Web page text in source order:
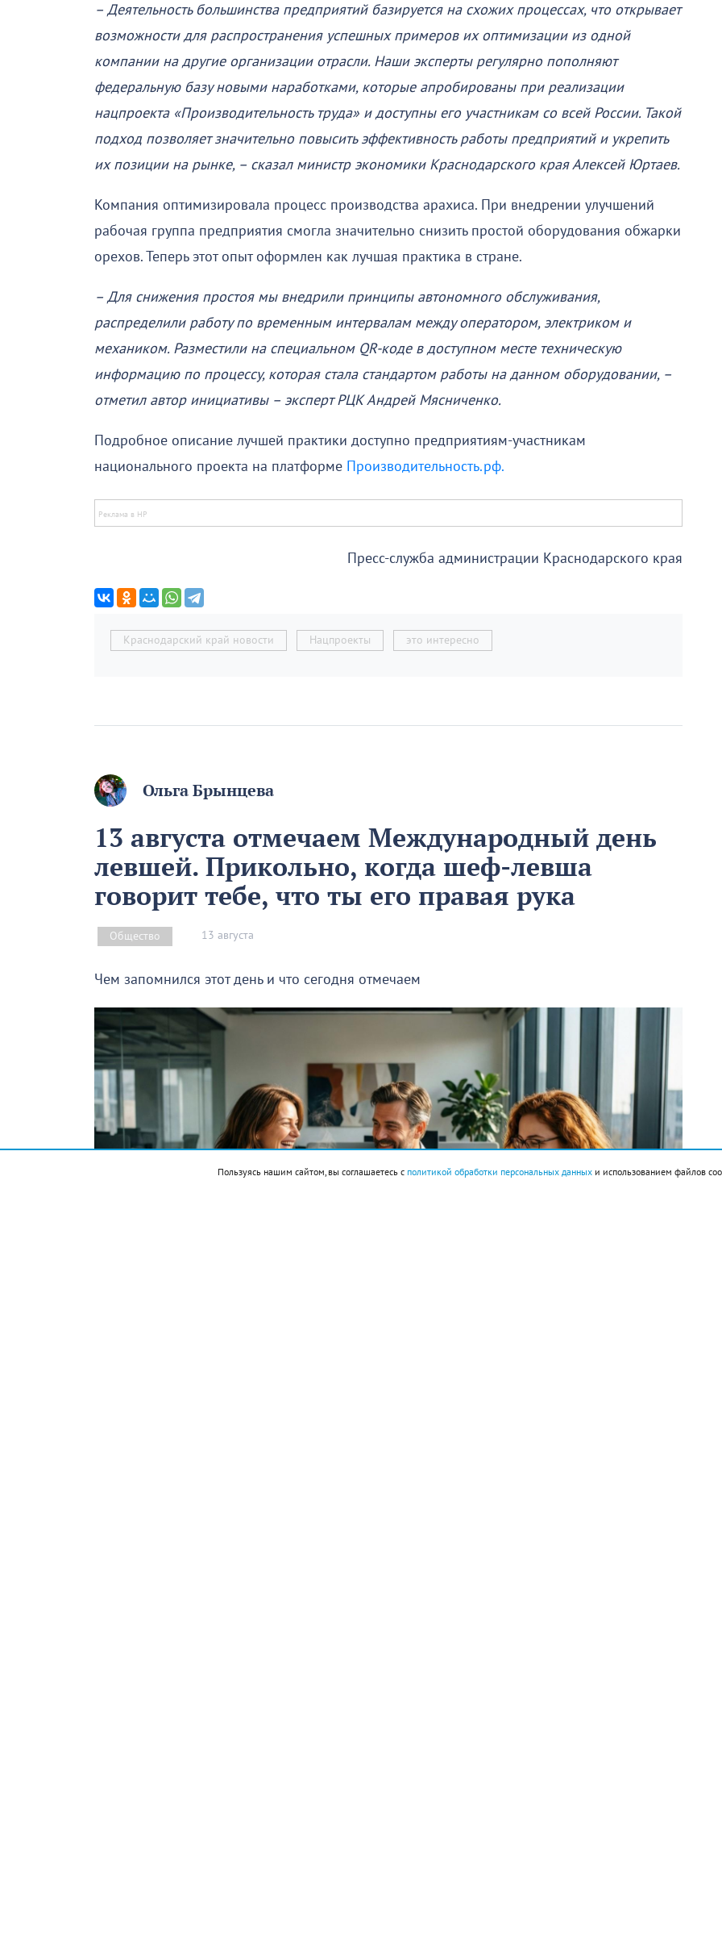
– Деятельность большинства предприятий базируется на схожих процессах, что открывает
возможности для распространения успешных примеров их оптимизации из одной
компании на другие организации отрасли. Наши эксперты регулярно пополняют
федеральную базу новыми наработками, которые апробированы при реализации
нацпроекта «Производительность труда» и доступны его участникам со всей России. Такой
подход позволяет значительно повысить эффективность работы предприятий и укрепить
их позиции на рынке, – сказал министр экономики Краснодарского края Алексей Юртаев.
Компания оптимизировала процесс производства арахиса. При внедрении улучшений
рабочая группа предприятия смогла значительно снизить простой оборудования обжарки
орехов. Теперь этот опыт оформлен как лучшая практика в стране.
– Для снижения простоя мы внедрили принципы автономного обслуживания,
распределили работу по временным интервалам между оператором, электриком и
механиком. Разместили на специальном QR-коде в доступном месте техническую
информацию по процессу, которая стала стандартом работы на данном оборудовании, –
отметил автор инициативы – эксперт РЦК Андрей Мясниченко.
Подробное описание лучшей практики доступно предприятиям-участникам
национального проекта на платформе Производительность.рф.
Пресс-служба администрации Краснодарского края
Краснодарский край новости Нацпроекты это интересно
Ольга Брынцева
13 августа отмечаем Международный день
левшей. Прикольно, когда шеф-левша
говорит тебе, что ты его правая рука
Общество 13 августа
Чем запомнился этот день и что сегодня отмечаем
Пользуясь нашим сайтом, вы соглашаетесь с политикой обработки персональных данныхи использованием файлов